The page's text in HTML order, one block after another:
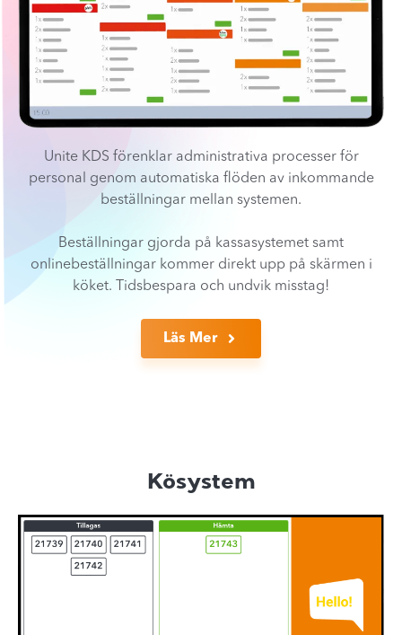
Unite KDS förenklar administrativa processer för
personal genom automatiska flöden av inkommande
beställningar mellan systemen.
Beställningar gjorda på kassasystemet samt
onlinebeställningar kommer direkt upp på skärmen i
köket. Tidsbespara och undvik misstag!
Läs Mer
Kösystem